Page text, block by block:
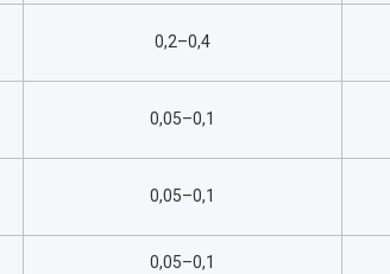
0,2–0,4
0,05–0,1
0,05–0,1
0,05–0,1